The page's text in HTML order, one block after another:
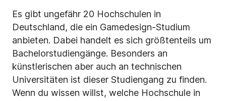
Es gibt ungefähr 20 Hochschulen in
Deutschland, die ein Gamedesign-Studium
anbieten. Dabei handelt es sich größtenteils um
Bachelorstudiengänge. Besonders an
künstlerischen aber auch an technischen
Universitäten ist dieser Studiengang zu finden.
Wenn du wissen willst, welche Hochschule in